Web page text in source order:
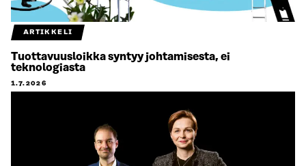
ARTIKKELI
Tuottavuusloikka syntyy johtamisesta, ei
teknologiasta
1.7.2026